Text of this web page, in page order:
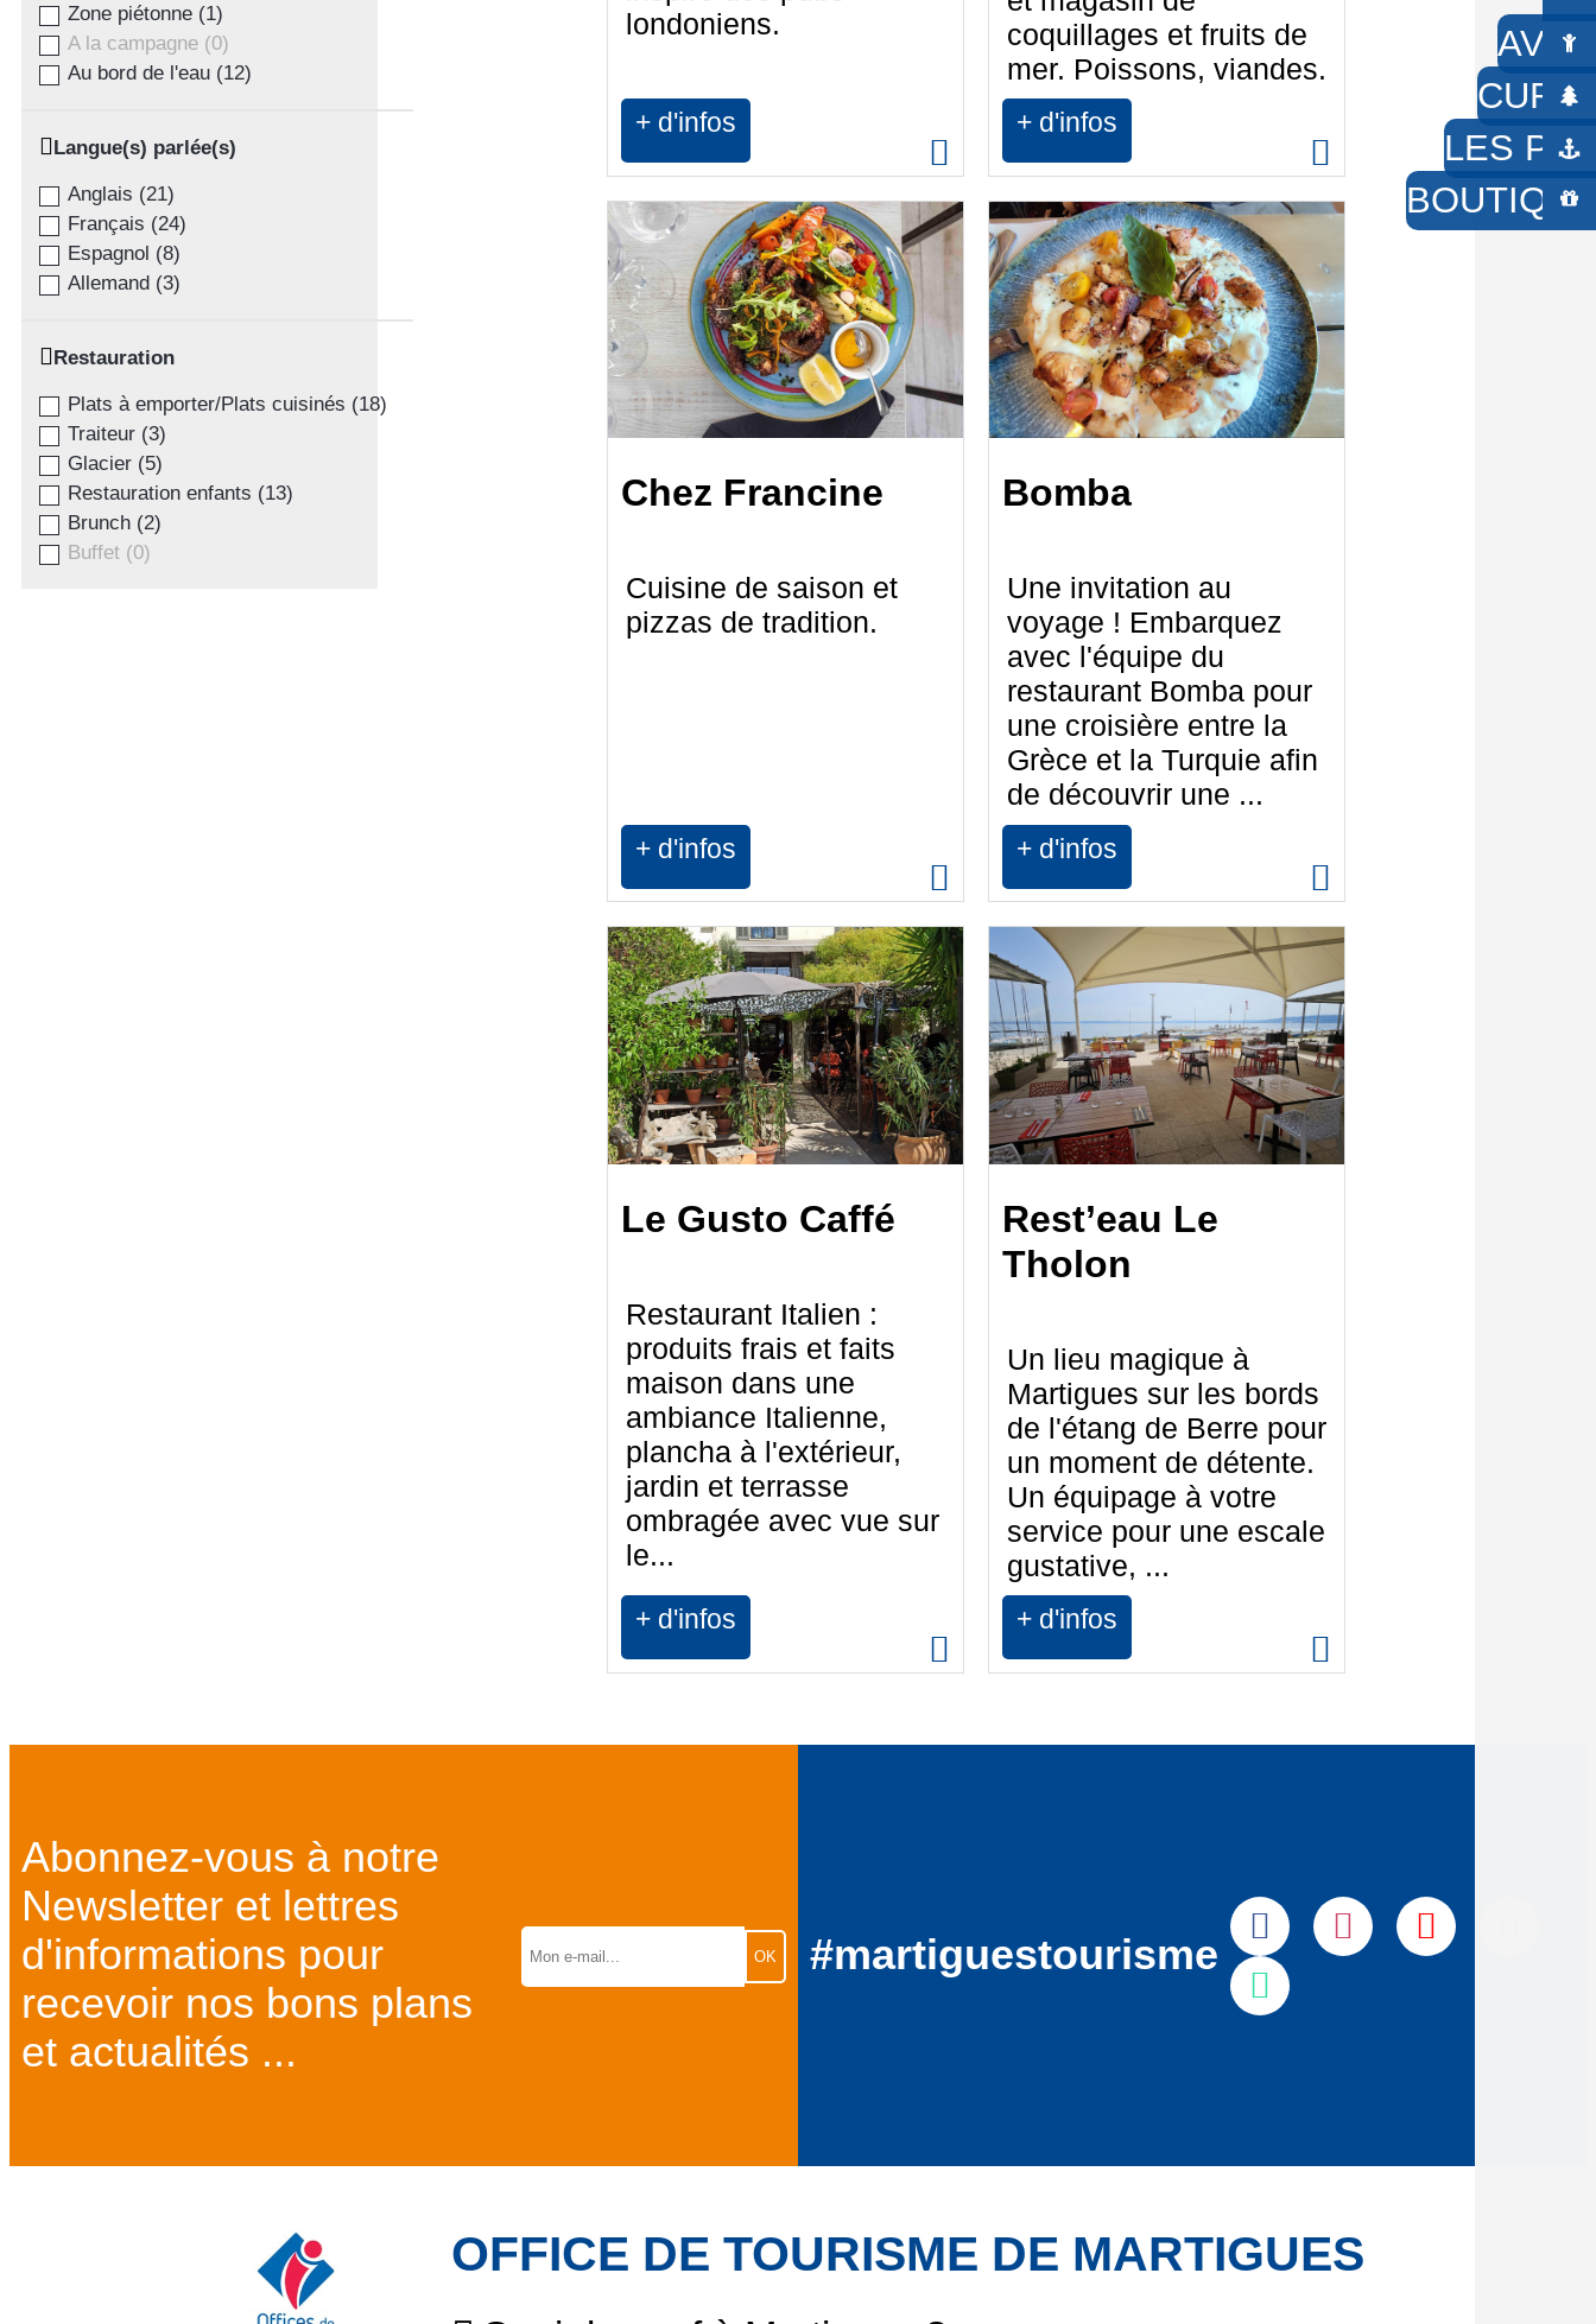
LES
Zone piétonne (1)
A la campagne (0)
Au bord de l'eau (12)
Langue(s) parlée(s)
Anglais (21)
Français (24)
Espagnol (8)
Allemand (3)
Restauration
Plats à emporter/Plats cuisinés (18)
Traiteur (3)
Glacier (5)
Restauration enfants (13)
Brunch (2)
Buffet (0)
londoniens.
+ d'infos
coquillages et fruits de
mer. Poissons, viandes.
+ d'infos
Chez Francine
Cuisine de saison et
pizzas de tradition.
+ d'infos
Bomba
Une invitation au
voyage ! Embarquez
avec l'équipe du
restaurant Bomba pour
une croisière entre la
Grèce et la Turquie afin
de découvrir une ...
+ d'infos
Le Gusto Caffé
Restaurant Italien :
produits frais et faits
maison dans une
ambiance Italienne,
plancha à l'extérieur,
jardin et terrasse
ombragée avec vue sur
le...
+ d'infos
Rest’eau Le
Tholon
Un lieu magique à
Martigues sur les bords
de l'étang de Berre pour
un moment de détente.
Un équipage à votre
service pour une escale
gustative, ...
+ d'infos
Abonnez-vous à notre
Newsletter et lettres
d'informations pour
recevoir nos bons plans
et actualités ...
#martiguestourisme
OFFICE DE TOURISME DE MARTIGUES